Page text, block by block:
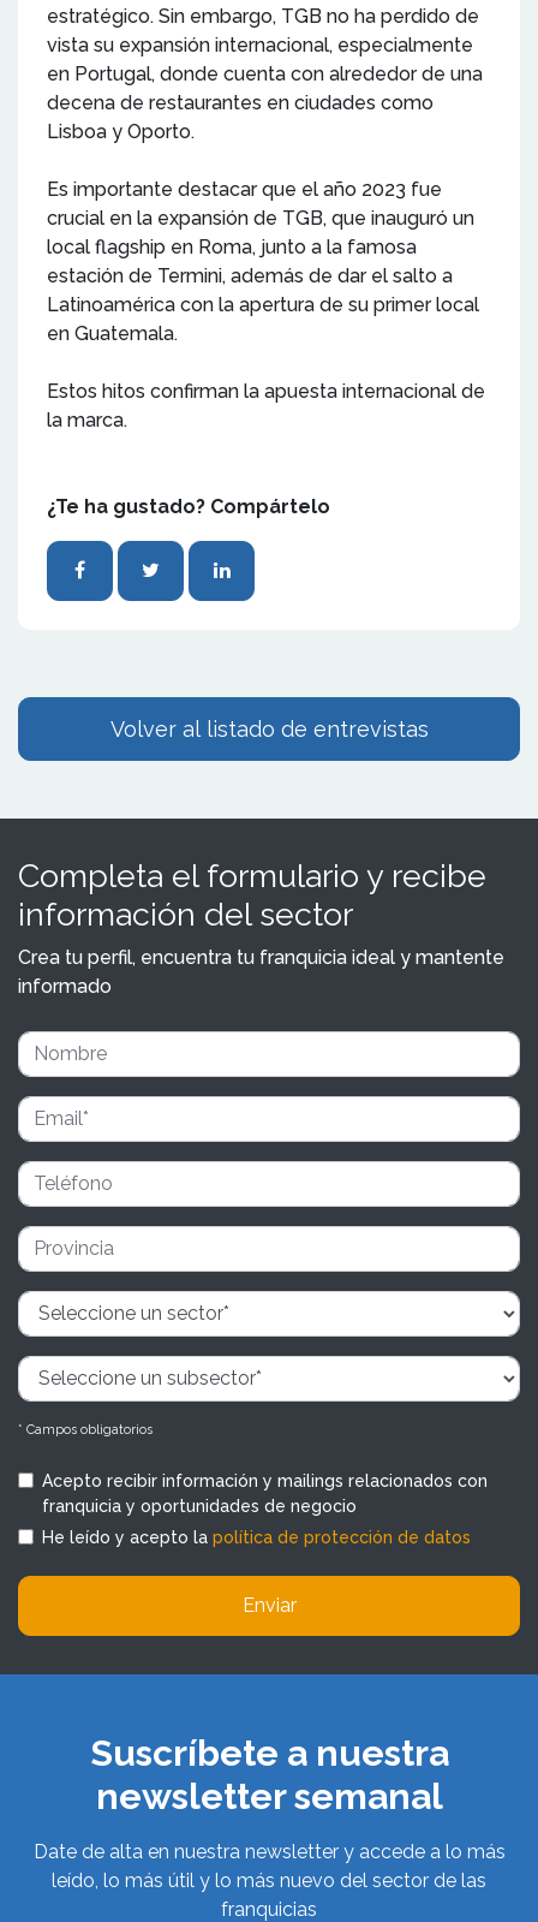
estratégico. Sin embargo, TGB no ha perdido de
vista su expansión internacional, especialmente
en Portugal, donde cuenta con alrededor de una
decena de restaurantes en ciudades como
Lisboa y Oporto.
Es importante destacar que el año 2023 fue
crucial en la expansión de TGB, que inauguró un
local flagship en Roma, junto a la famosa
estación de Termini, además de dar el salto a
Latinoamérica con la apertura de su primer local
en Guatemala.
Estos hitos confirman la apuesta internacional de
la marca.
¿Te ha gustado? Compártelo
Volver al listado de entrevistas
Completa el formulario y recibe
información del sector
Crea tu perfil, encuentra tu franquicia ideal y mantente
informado
* Campos obligatorios
Acepto recibir información y mailings relacionados con
franquicia y oportunidades de negocio
He leído y acepto la política de protección de datos
Enviar
Suscríbete a nuestra
newsletter semanal
Date de alta en nuestra newsletter y accede a lo más
leído, lo más útil y lo más nuevo del sector de las
franquicias